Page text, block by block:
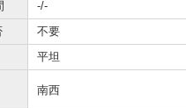
-/-
不要
平坦
南西